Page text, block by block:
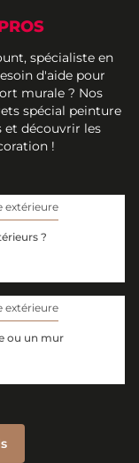
spécialiste en
d'aide pour
murale ? Nos
spécial peinture
et découvrir les
!
extérieure
?
extérieure
ou un mur